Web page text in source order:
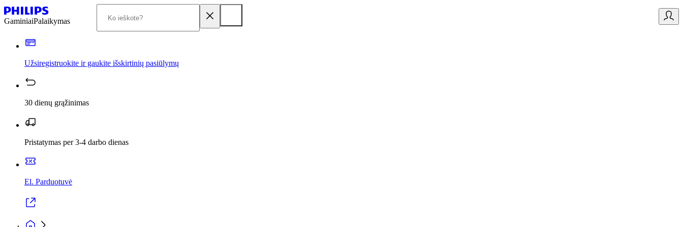
GaminiaiPalaikymas
Užsiregistruokite ir gaukite išskirtinių pasiūlymų
30 dienų grąžinimas
Pristatymas per 3-4 darbo dienas
El. Parduotuvė